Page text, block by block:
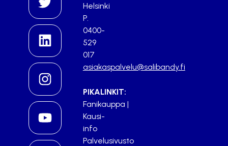
Helsinki
P.
0400-
529
017
asiakaspalvelu@salibandy.fi
PIKALINKIT:
Fanikauppa |
Kausi-
info
Palvelusivusto